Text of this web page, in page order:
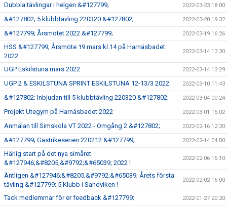
Dubbla tävlingar i helgen &#127799; 2022-03-23 18:00
&#127802; 5 klubbtävling 220320 &#127802; 2022-03-20 19:32
&#127799; Årsmötet 2022 &#127799; 2022-03-19 16:26
HSS &#127799; Årsmöte 19 mars kl.14 på Harnäsbadet
2022
2022-03-14 13:30
UGP Eskilstuna mars 2022 2022-03-14 13:29
UGP 2 & ESKILSTUNA SPRINT ESKILSTUNA 12-13/3 2022 2022-03-10 11:43
&#127802; Inbjudan till 5 klubbtävling 220320 &#127802; 2022-03-04 00:24
Projekt Utegym på Harnäsbadet 2022 2022-03-01 15:02
Anmälan till Simskola VT 2022 - Omgång 2 &#127802; 2022-02-16 12:20
&#127799; Gästrikeserien 220212 &#127799; 2022-02-14 04:00
Härlig start på det nya simåret
&#127946;&#8205;&#9792;&#65039; 2022 !
2022-02-06 16:10
Äntligen &#127946;&#8205;&#9792;&#65039; Årets första
tävling &#127799; 5 Klubb i Sandviken !
2022-02-02 16:00
Tack medlemmar för er feedback &#127799; 2022-01-27 20:20